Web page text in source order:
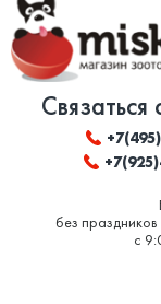
Связаться
без
с